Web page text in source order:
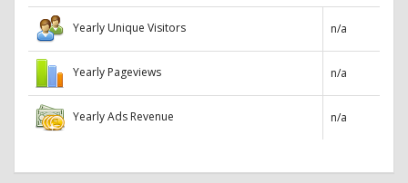
Yearly Unique Visitors n/a
Yearly Pageviews n/a
Yearly Ads Revenue n/a